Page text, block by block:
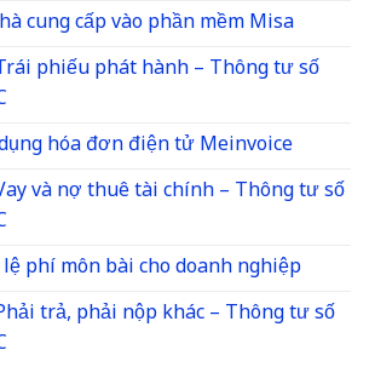
cung cấp vào phần mềm Misa
phiếu phát hành – Thông tư số
hóa đơn điện tử Meinvoice
và nợ thuê tài chính – Thông tư số
phí môn bài cho doanh nghiệp
trả, phải nộp khác – Thông tư số